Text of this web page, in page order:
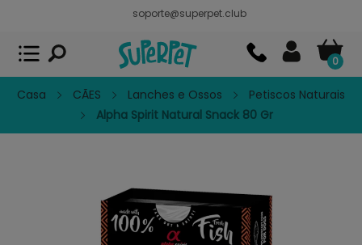
soporte@superpet.club
0
Casa CÃES Lanches e Ossos
Petiscos Naturais
Alpha Spirit Natural Snack 80 Gr
Superpet, comida para mascotas
APP GRATIS - En Google Play